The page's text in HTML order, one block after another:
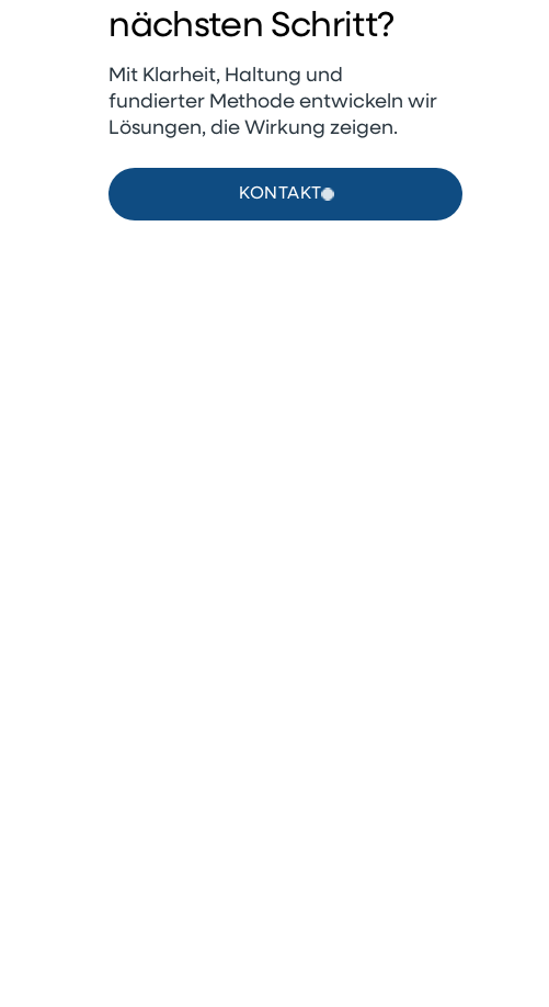
nächsten Schritt?
Mit Klarheit, Haltung und
fundierter Methode entwickeln wir
Lösungen, die Wirkung zeigen.
KONTAKT